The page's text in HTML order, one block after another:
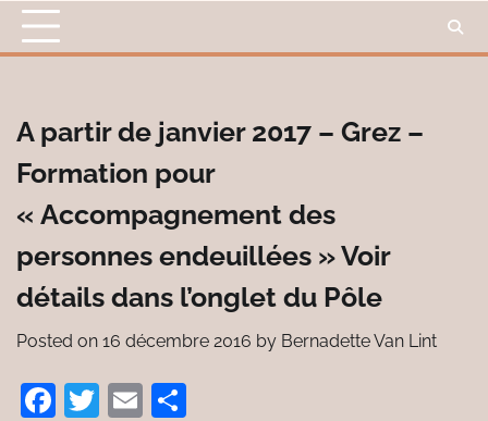
Skip
content
A partir de janvier 2017 – Grez –
Formation pour
« Accompagnement des
personnes endeuillées » Voir
détails dans l’onglet du Pôle
Posted on 16 décembre 2016 by Bernadette Van Lint
Facebook
Twitter
Email